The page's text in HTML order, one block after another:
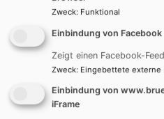
Stadtspaziergangs, den 10
Männerkreises aus dem
gemeinsam mit Thomas
Weg vom Plärrer über die
Kathedrale, quer durch das
und bis hin zu einem
Zweck: Funktional
Einbindung von Facebook
Zeigt einen Facebook-
Zweck: Eingebettete externe
Einbindung von
iFrame